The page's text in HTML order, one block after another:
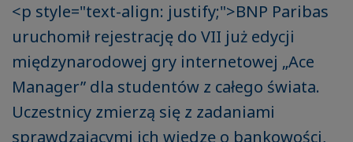
<p style="text-align: justify;">BNP Paribas
uruchomił rejestrację do VII już edycji
międzynarodowej gry internetowej „Ace
Manager” dla studentów z całego świata.
Uczestnicy zmierzą się z zadaniami
sprawdzającymi ich wiedzę o bankowości,